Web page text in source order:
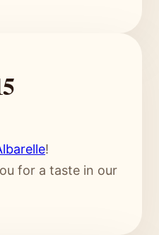
!
for a taste in our